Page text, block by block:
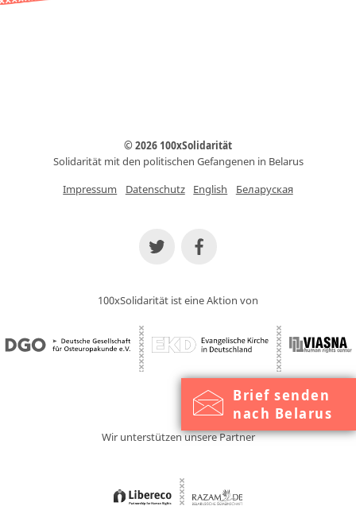
Brief senden
nach Belarus
© 2026 100xSolidarität
Solidarität mit den politischen Gefangenen in Belarus
Impressum
Datenschutz English Беларуская
100xSolidarität ist eine Aktion von
Wir unterstützen unsere Partner